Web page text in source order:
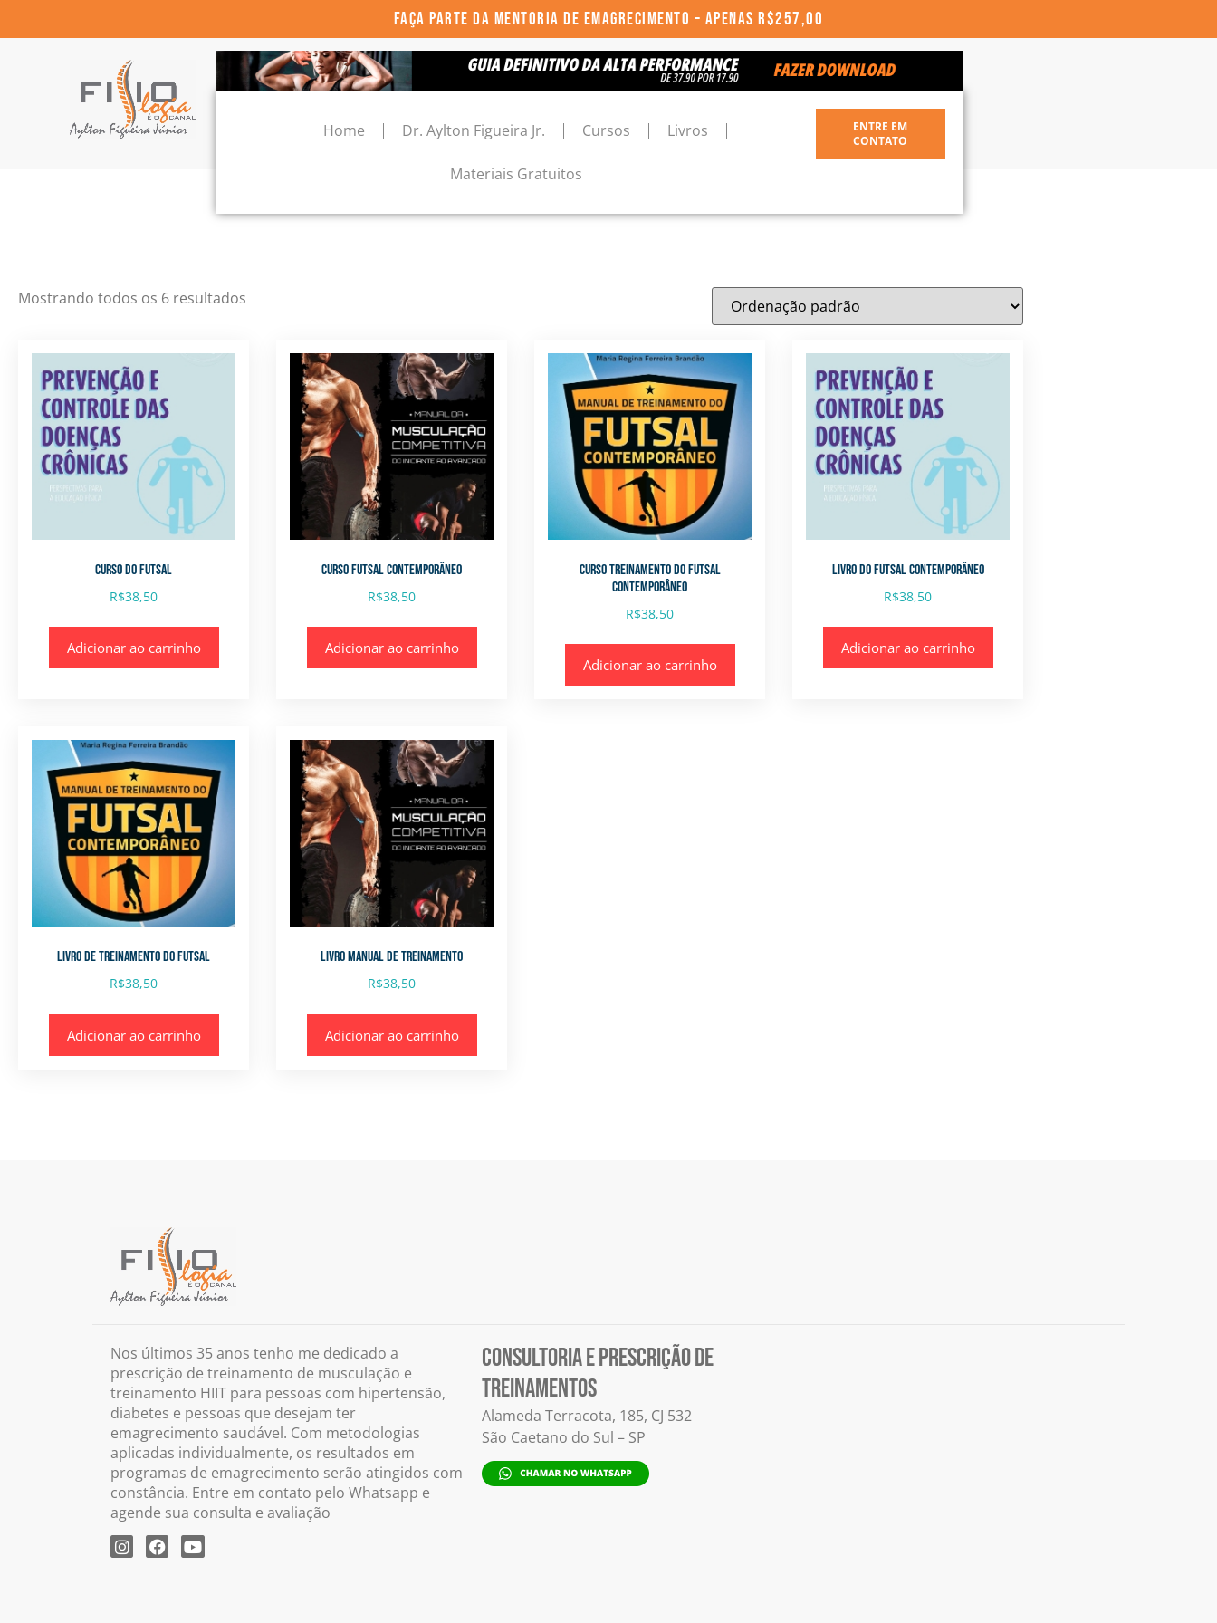
FAÇA PARTE DA MENTORIA DE EMAGRECIMENTO – APENAS R$257,00
Home Dr. Aylton Figueira Jr. Cursos Livros
Materiais Gratuitos
ENTRE EM
CONTATO
Mostrando todos os 6 resultados
CURSO DO FUTSAL
R$38,50
Adicionar ao carrinho
CURSO FUTSAL CONTEMPORÂNEO
R$38,50
Adicionar ao carrinho
CURSO TREINAMENTO DO FUTSAL
CONTEMPORÂNEO
R$38,50
Adicionar ao carrinho
LIVRO DO FUTSAL CONTEMPORÂNEO
R$38,50
Adicionar ao carrinho
LIVRO DE TREINAMENTO DO FUTSAL
R$38,50
Adicionar ao carrinho
LIVRO MANUAL DE TREINAMENTO
R$38,50
Adicionar ao carrinho
Nos últimos 35 anos tenho me dedicado a
prescrição de treinamento de musculação e
treinamento HIIT para pessoas com hipertensão,
diabetes e pessoas que desejam ter
emagrecimento saudável. Com metodologias
aplicadas individualmente, os resultados em
programas de emagrecimento serão atingidos com
constância. Entre em contato pelo Whatsapp e
agende sua consulta e avaliação
CONSULTORIA E PRESCRIÇÃO DE
TREINAMENTOS
Alameda Terracota, 185, CJ 532
São Caetano do Sul – SP